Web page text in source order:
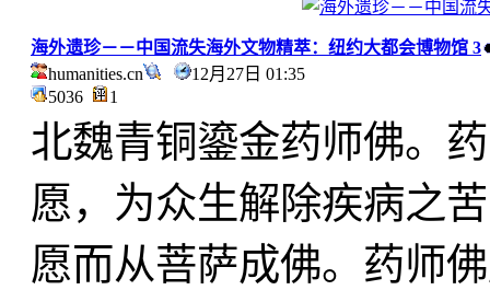
海外遗珍－－中国流失海外文物精萃：纽约大都会博物馆 3
humanities.cn
12月27日 01:35
5036
1
北魏青铜鎏金药师佛。
愿，为众生解除疾病之
愿而从菩萨成佛。药师